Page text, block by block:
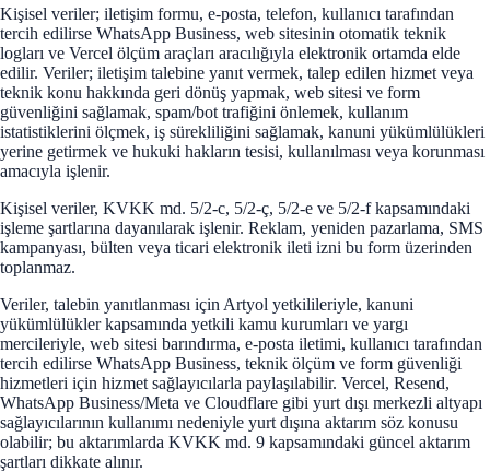
Kişisel veriler; iletişim formu, e-posta, telefon, kullanıcı tarafından
tercih edilirse WhatsApp Business, web sitesinin otomatik teknik
logları ve Vercel ölçüm araçları aracılığıyla elektronik ortamda elde
edilir. Veriler; iletişim talebine yanıt vermek, talep edilen hizmet veya
teknik konu hakkında geri dönüş yapmak, web sitesi ve form
güvenliğini sağlamak, spam/bot trafiğini önlemek, kullanım
istatistiklerini ölçmek, iş sürekliliğini sağlamak, kanuni yükümlülükleri
yerine getirmek ve hukuki hakların tesisi, kullanılması veya korunması
amacıyla işlenir.
Kişisel veriler, KVKK md. 5/2-c, 5/2-ç, 5/2-e ve 5/2-f kapsamındaki
işleme şartlarına dayanılarak işlenir. Reklam, yeniden pazarlama, SMS
kampanyası, bülten veya ticari elektronik ileti izni bu form üzerinden
toplanmaz.
Veriler, talebin yanıtlanması için Artyol yetkilileriyle, kanuni
yükümlülükler kapsamında yetkili kamu kurumları ve yargı
mercileriyle, web sitesi barındırma, e-posta iletimi, kullanıcı tarafından
tercih edilirse WhatsApp Business, teknik ölçüm ve form güvenliği
hizmetleri için hizmet sağlayıcılarla paylaşılabilir. Vercel, Resend,
WhatsApp Business/Meta ve Cloudflare gibi yurt dışı merkezli altyapı
sağlayıcılarının kullanımı nedeniyle yurt dışına aktarım söz konusu
olabilir; bu aktarımlarda KVKK md. 9 kapsamındaki güncel aktarım
şartları dikkate alınır.